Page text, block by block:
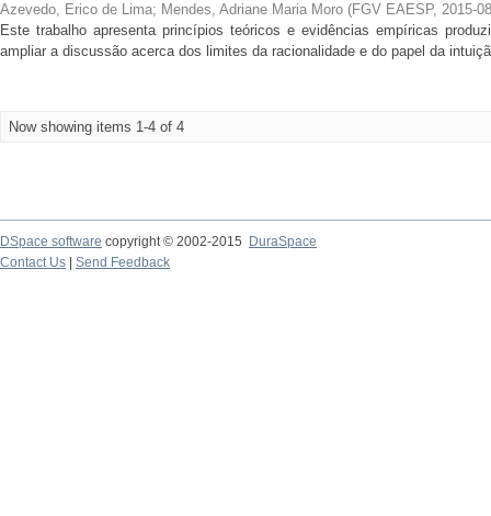
Azevedo, Erico de Lima; Mendes, Adriane Maria Moro (FGV EAESP, 2015-08
Este trabalho apresenta princípios teóricos e evidências empíricas
ampliar a discussão acerca dos limites da racionalidade e do papel da
Now showing items 1-4 of 4
DSpace software copyright © 2002-2015
DuraSpace
Contact Us
Send Feedback